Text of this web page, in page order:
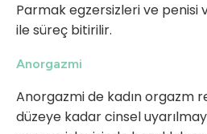
Parmak egzersizleri ve penisi
ile süreç bitirilir.
Anorgazmi
Anorgazmi de kadın orgazm
düzeye kadar cinsel